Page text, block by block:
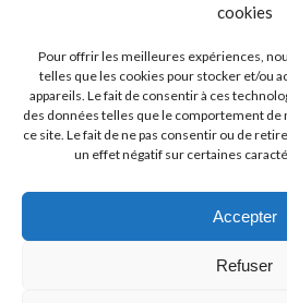
cookies
Pour offrir les meilleures expériences,
telles que les cookies pour stocker et/ou
appareils. Le fait de consentir à ces
des données telles que le comportement de
ce site. Le fait de ne pas consentir ou de
un effet négatif sur certaines
Accepter
Refuser